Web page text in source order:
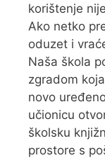
korištenje
Ako netko
oduzet i
Naša škola
zgradom
novo
učionicu
školsku
prostore s